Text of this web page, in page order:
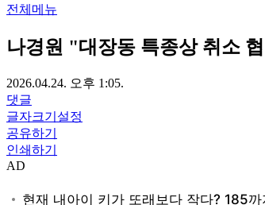
전체메뉴
나경원 "대장동 특종상 취소
2026.04.24. 오후 1:05.
댓글
글자크기설정
공유하기
인쇄하기
AD